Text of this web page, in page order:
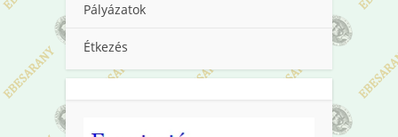
Pályázatok
Étkezés